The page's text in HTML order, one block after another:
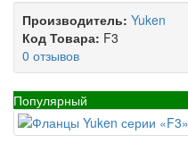
Производитель: Yuken
Код Товара: F3
0 отзывов
Популярный